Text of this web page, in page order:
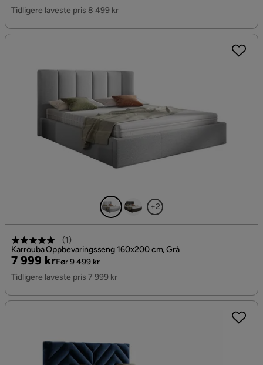
Pris
Tidligere laveste pris 8 499 kr
+2
(1)
Karrouba Oppbevaringsseng 160x200 cm, Grå
Pris
7 999 kr
Original
Pris
Før 9 499 kr
Tidligere laveste pris 7 999 kr